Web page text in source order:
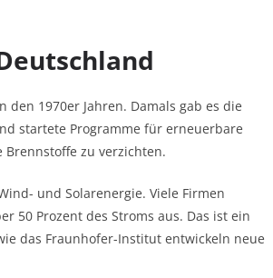
1970er Jahren. Damals gab es die
startete Programme für erneuerbare
Brennstoffe zu verzichten.
und Solarenergie. Viele Firmen
50 Prozent des Stroms aus. Das ist ein
das Fraunhofer-Institut entwickeln neue